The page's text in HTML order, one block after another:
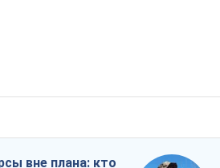
вне плана: кто